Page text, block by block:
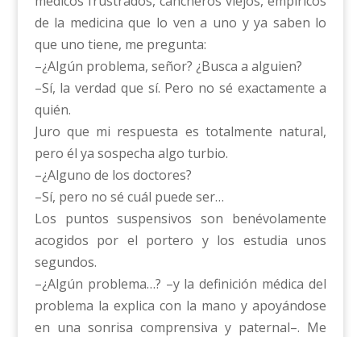
de la medicina que lo ven a uno y ya saben lo
que uno tiene, me pregunta:
–¿Algún problema, señor? ¿Busca a alguien?
–Sí, la verdad que sí. Pero no sé exactamente a
quién.
Juro que mi respuesta es totalmente natural,
pero él ya sospecha algo turbio.
–¿Alguno de los doctores?
–Sí, pero no sé cuál puede ser…
Los puntos suspensivos son benévolamente
acogidos por el portero y los estudia unos
segundos.
–¿Algún problema…? –y la definición médica del
problema la explica con la mano y apoyándose
en una sonrisa comprensiva y paternal–. Me